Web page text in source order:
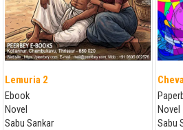
Lemuria 2
Ebook
Novel
Sabu Sankar
Novel
Sabu